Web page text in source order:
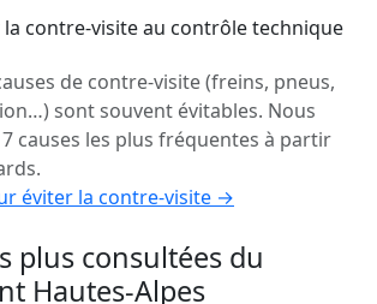
contre-visite au contrôle technique
de contre-visite (freins, pneus,
sont souvent évitables. Nous
causes les plus fréquentes à partir
éviter la contre-visite →
plus consultées du
Hautes-Alpes